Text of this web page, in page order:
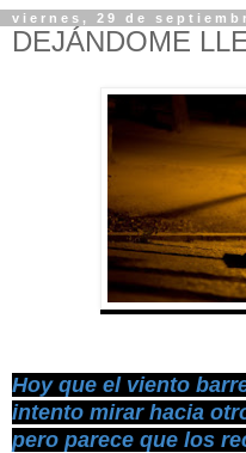
viernes, 29 de
DEJÁNDOME
Hoy que el viento
intento mirar hacia
pero parece que los